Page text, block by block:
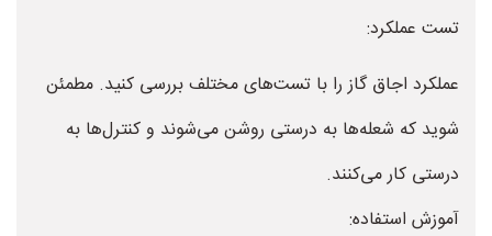
تست عملکرد:
عملکرد اجاق گاز را با تست‌های مختلف بررسی کنید. مطمئن
شوید که شعله‌ها به درستی روشن می‌شوند و کنترل‌ها به
درستی کار می‌کنند.
آموزش استفاده: